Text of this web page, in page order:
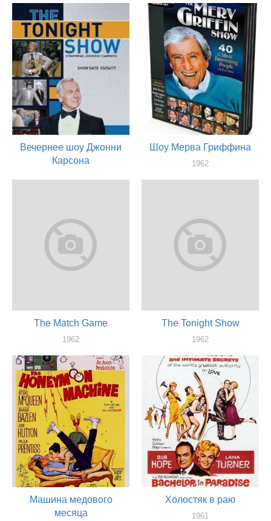
Вечернее шоу Джонни
Карсона
Шоу Мерва Гриффина
1962
The Match Game
1962
The Tonight Show
1962
Машина медового
месяца
Холостяк в раю
1961